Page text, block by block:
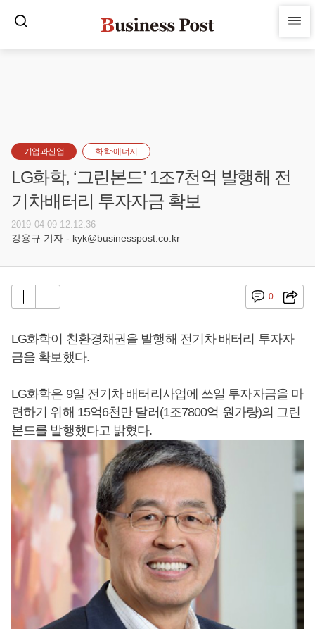
기업과산업 화학·에너지
LG화학, ‘그린본드’ 1조7천억 발행해 전
기차배터리 투자자금 확보
2019-04-09 12:12:36
강용규 기자 - kyk@businesspost.co.kr
0
LG화학이 친환경채권을 발행해 전기차 배터리 투자자
금을 확보했다.
LG화학은 9일 전기차 배터리사업에 쓰일 투자자금을 마
련하기 위해 15억6천만 달러(1조7800억 원가량)의 그린
본드를 발행했다고 밝혔다.